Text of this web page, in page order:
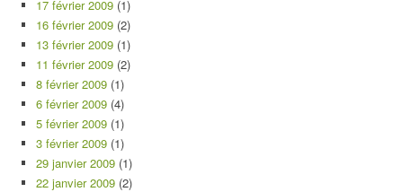
17 février 2009 (1)
16 février 2009 (2)
13 février 2009 (1)
11 février 2009 (2)
8 février 2009 (1)
6 février 2009 (4)
5 février 2009 (1)
3 février 2009 (1)
29 janvier 2009 (1)
22 janvier 2009 (2)